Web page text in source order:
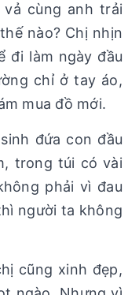
cùng anh trải
nào? Chị nhịn
đi làm ngày đầu
chỉ ở tay áo,
mua đồ mới.
đứa con đầu
trong túi có vài
phải vì đau
người ta không
cũng xinh đẹp,